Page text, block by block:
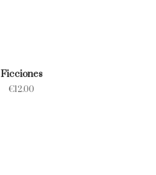
Ficciones
€12.00